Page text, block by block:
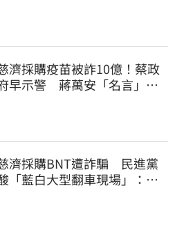
濟採購疫苗被詐10億！蔡政
早示警 蔣萬安「名言」翻
濟採購BNT遭詐騙 民進黨
「藍白大型翻車現場」：應